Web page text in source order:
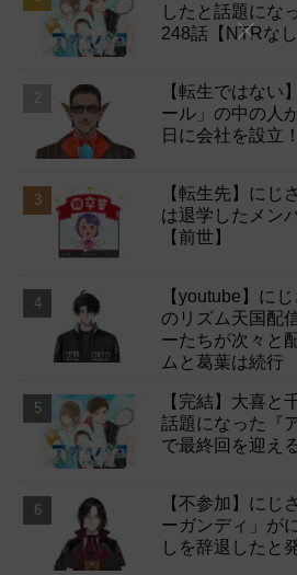
したと話題にな
248話【NTRなし
【転生ではない
ール」の中の人
日に会社を設立
【転生先】にじ
は退学したメン
【前世】
【youtube】に
のリズム天国配
ーたちが次々と
ムと葛葉は続行
【完結】大喜と
話題になった『
で最終回を迎え
【不参加】にじ
ーガンディ」が
しを辞退したと